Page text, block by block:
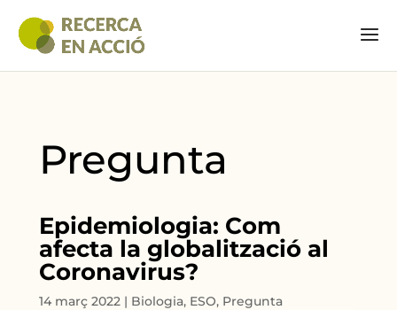
Pregunta
Epidemiologia: Com
afecta la globalització al
Coronavirus?
14 març 2022 | Biologia, ESO, Pregunta